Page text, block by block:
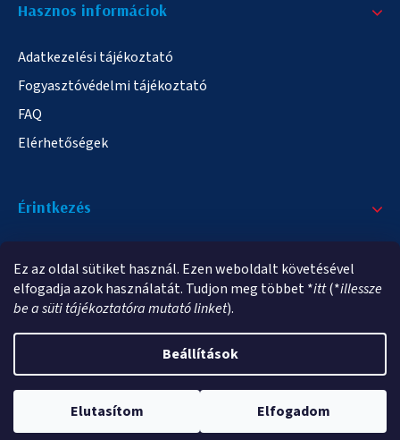
Ez az oldal sütiket használ. Ezen weboldalt követésével
elfogadja azok használatát. Tudjon meg többet *itt(*illessze
be a süti tájékoztatóra mutató linket).
Beállítások
Elutasítom Elfogadom
Hasznos informáciok
Adatkezelési tájékoztató
Fogyasztóvédelmi tájékoztató
FAQ
Elérhetőségek
Érintkezés
info@elampa.hu
Shoptet Premium készítette
elampa.hu. Minden jog fenntartva.